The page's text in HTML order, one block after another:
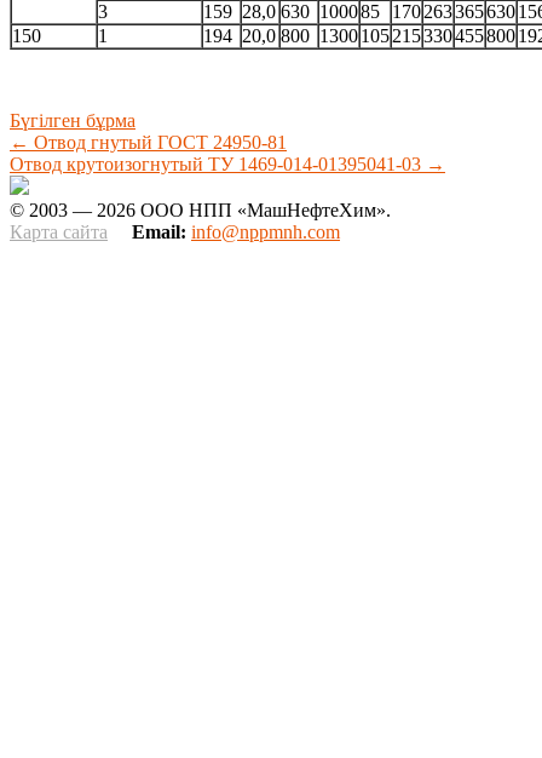
3
159 28,0 630 100085 170263365630
150
1 194 20,0 800 1300105215330455800
Бүгілген бұрма
← Отвод гнутый ГОСТ 24950-81
Отвод крутоизогнутый ТУ 1469-014-01395041-03 →
© 2003 — 2026 ООО НПП «МашНефтеХим».
Карта сайта
Email: info@nppmnh.com